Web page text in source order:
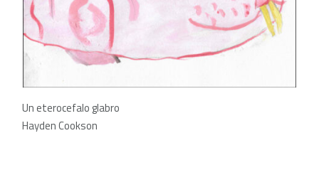
Uneterocefalo glabro
Hayden Cookson